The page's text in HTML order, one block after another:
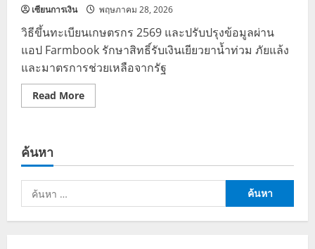
เซียนการเงิน พฤษภาคม 28, 2026
วิธีขึ้นทะเบียนเกษตรกร 2569 และปรับปรุงข้อมูลผ่าน
แอป Farmbook รักษาสิทธิ์รับเงินเยียวยาน้ำท่วม ภัยแล้ง
และมาตรการช่วยเหลือจากรัฐ
Read MoreRead
more
ช่อง
ลง
รับ
เยียวยา
ค้นหา
ค้นหา
สำหรับ: